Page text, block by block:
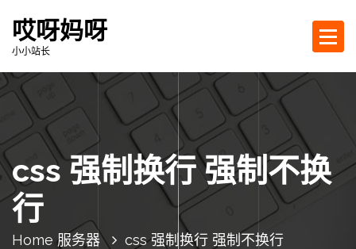
t
n
t
e
哎呀妈呀
小小站长
css 强制换行 强制不换
行
Home 服务器 css 强制换行 强制不换行